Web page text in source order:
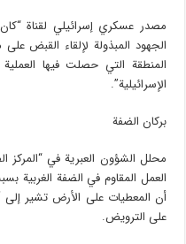
مصدر عسكري إسرائيلي لقناة
الجهود المبذولة لإلقاء القبض
المنطقة التي حصلت فيها
الإسرائيلية”.
بركان الضفة
محلل الشؤون العبرية في “المركز
العمل المقاوم في الضفة الغربية
أن المعطيات على الأرض تشير
على الترويض.